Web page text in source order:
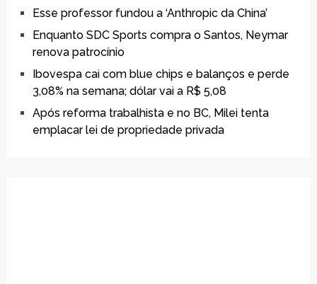
Esse professor fundou a ‘Anthropic da China’
Enquanto SDC Sports compra o Santos, Neymar
renova patrocínio
Ibovespa cai com blue chips e balanços e perde
3,08% na semana; dólar vai a R$ 5,08
Após reforma trabalhista e no BC, Milei tenta
emplacar lei de propriedade privada